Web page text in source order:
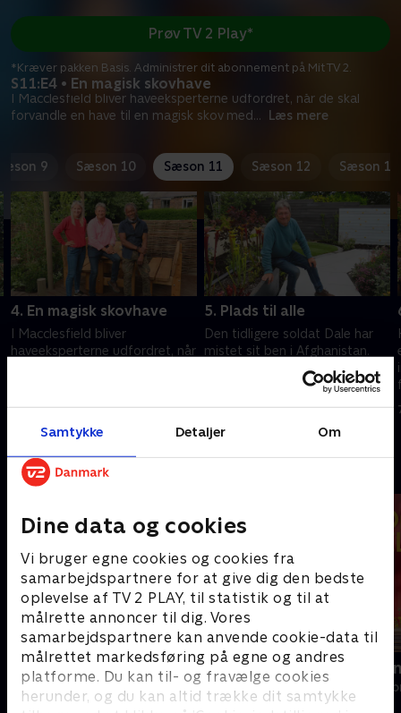
Samtykke Detaljer Om
Dine data og cookies
Vi bruger egne cookies og cookies fra
samarbejdspartnere for at give dig den bedste
oplevelse af TV 2 PLAY, til statistik og til at
målrette annoncer til dig. Vores
samarbejdspartnere kan anvende cookie-data til
målrettet markedsføring på egne og andres
platforme. Du kan til- og fravælge cookies
herunder, og du kan altid trække dit samtykke
S11:E4 • En magisk skovhave
I Macclesfield bliver haveeksperterne udfordret, når de skal
forvandle en have til en magisk skov med... Læs mere
Prøv TV 2 Play*
*Kræver pakken Basis. Administrer dit abonnement på Mit TV 2.
9 Sæson 10 Sæson 11 Sæson 12 Sæson 13
4. En magisk skovhave
I Macclesfield bliver
haveeksperterne udfordret, når
31. maj 2025 • 46 min
5. Plads til alle
Den tidligere soldat Dale har
mistet sit ben i Afghanistan.
Haveteamet skaber en
funktionel have, der giver ham
7. juni 2025 • 46 min
Andre så også
Ryd op i dit liv
Livsstil • 6 sæsoner
Linde på
Livsstil • 5